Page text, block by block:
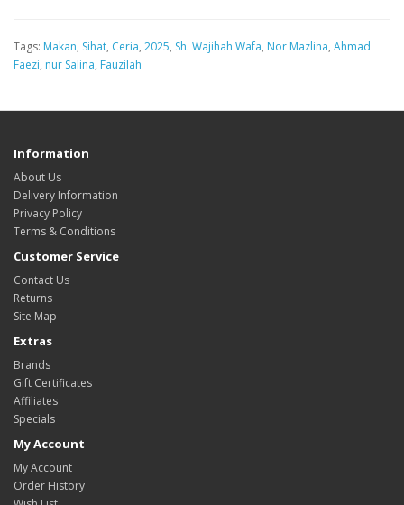
Tags: Makan, Sihat, Ceria, 2025, Sh. Wajihah Wafa, Nor Mazlina, Ahmad
Faezi, nur Salina, Fauzilah
Information
About Us
Delivery Information
Privacy Policy
Terms & Conditions
Customer Service
Contact Us
Returns
Site Map
Extras
Brands
Gift Certificates
Affiliates
Specials
My Account
My Account
Order History